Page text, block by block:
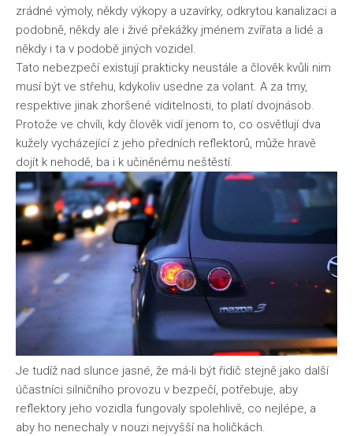
zrádné výmoly, někdy výkopy a uzavírky, odkrytou kanalizaci a
podobně, někdy ale i živé překážky jménem zvířata a lidé a
někdy i ta v podobě jiných vozidel.
Tato nebezpečí existují prakticky neustále a člověk kvůli nim
musí být ve střehu, kdykoliv usedne za volant. A za tmy,
respektive jinak zhoršené viditelnosti, to platí dvojnásob.
Protože ve chvíli, kdy člověk vidí jenom to, co osvětlují dva
kužely vycházející z jeho předních reflektorů, může hravě
dojít k nehodě, ba i k učiněnému neštěstí.
Je tudíž nad slunce jasné, že má-li být řidič stejně jako další
účastníci silničního provozu v bezpečí, potřebuje, aby
reflektory jeho vozidla fungovaly spolehlivě, co nejlépe, a
aby ho nenechaly v nouzi nejvyšší na holičkách.